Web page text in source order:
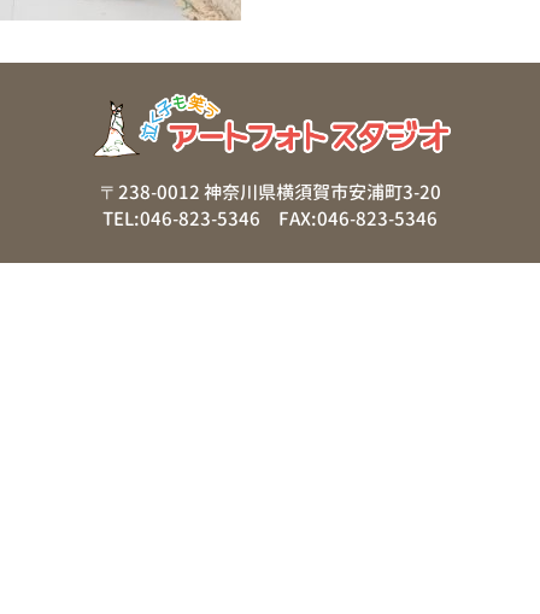
〒238-0012 神奈川県横須賀市安浦町3-20
TEL:046-823-5346 FAX:046-823-5346